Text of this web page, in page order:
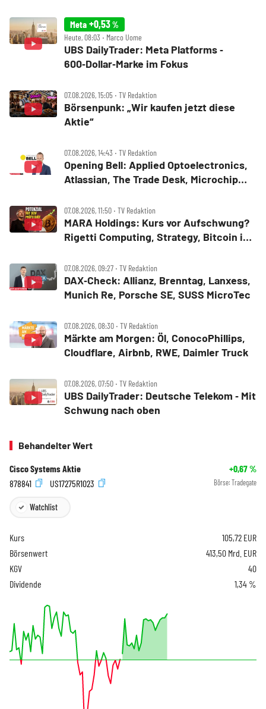
Meta +0,53%
Heute, 08:03 ‧ Marco Uome
UBS DailyTrader: Meta Platforms ‑
600‑Dollar‑Marke im Fokus
07.08.2026, 15:05 ‧ TV Redaktion
Börsenpunk: „Wir kaufen jetzt diese
Aktie“
07.08.2026, 14:43 ‧ TV Redaktion
Opening Bell: Applied Optoelectronics,
Atlassian, The Trade Desk, Microchip
Digital
07.08.2026, 11:50 ‧ TV Redaktion
MARA Holdings: Kurs vor Aufschwung?
Rigetti Computing, Strategy, Bitcoin in
07.08.2026, 09:27 ‧ TV Redaktion
DAX‑Check: Allianz, Brenntag, Lanxess,
Munich Re, Porsche SE, SUSS MicroTec
07.08.2026, 08:30 ‧ TV Redaktion
Märkte am Morgen: Öl, ConocoPhillips,
Cloudflare, Airbnb, RWE, Daimler Truck
07.08.2026, 07:50 ‧ TV Redaktion
UBS DailyTrader: Deutsche Telekom ‑ Mit
Schwung nach oben
Behandelter Wert
Cisco Systems Aktie +0,67%
878841
US17275R1023 Börse: Tradegate
Watchlist
Kurs 105,72 EUR
Börsenwert
413,50 Mrd. EUR
KGV
40
Dividende
1,34 %